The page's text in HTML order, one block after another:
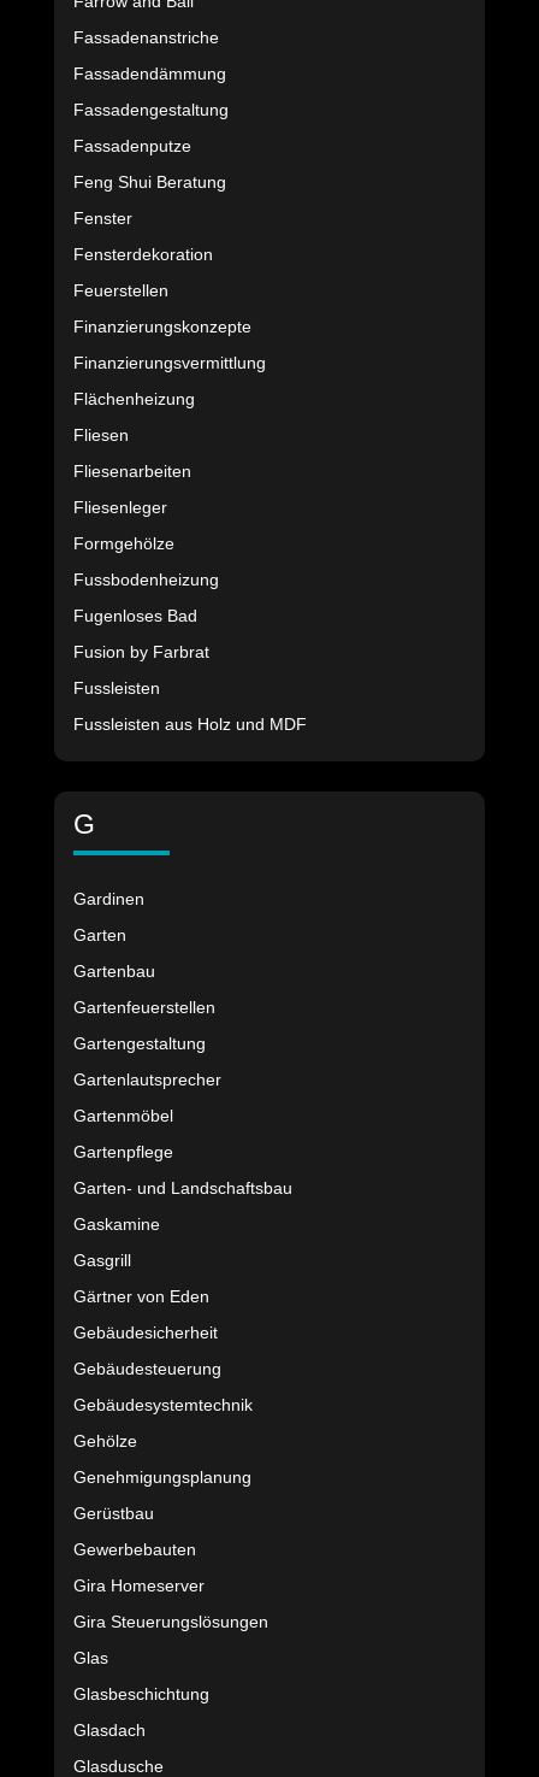
Fassadenanstriche
Fassadendämmung
Fassadengestaltung
Fassadenputze
Feng Shui Beratung
Fenster
Fensterdekoration
Feuerstellen
Finanzierungskonzepte
Finanzierungsvermittlung
Flächenheizung
Fliesen
Fliesenarbeiten
Fliesenleger
Formgehölze
Fussbodenheizung
Fugenloses Bad
Fusion by Farbrat
Fussleisten
Fussleisten aus Holz und MDF
G
Gardinen
Garten
Gartenbau
Gartenfeuerstellen
Gartengestaltung
Gartenlautsprecher
Gartenmöbel
Gartenpflege
Garten- und Landschaftsbau
Gaskamine
Gasgrill
Gärtner von Eden
Gebäudesicherheit
Gebäudesteuerung
Gebäudesystemtechnik
Gehölze
Genehmigungsplanung
Gerüstbau
Gewerbebauten
Gira Homeserver
Gira Steuerungslösungen
Glas
Glasbeschichtung
Glasdach
Glasdusche